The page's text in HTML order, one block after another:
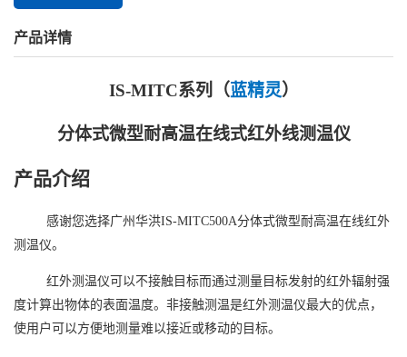
产品详情
IS-MITC系列（蓝精灵）
分体式微型耐高温在线式红外线测温仪
产品介绍
感谢您选择广州华洪IS-MITC500A分体式微型耐高温在线红外
测温仪。
红外测温仪可以不接触目标而通过测量目标发射的红外辐射强
度计算出物体的表面温度。非接触测温是红外测温仪最大的优点，
使用户可以方便地测量难以接近或移动的目标。